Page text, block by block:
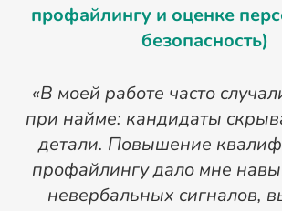
профайлингу и оценке
безопасность)
«В моей работе часто
при найме: кандидаты
детали. Повышение
профайлингу дало мне
невербальных сигналов,